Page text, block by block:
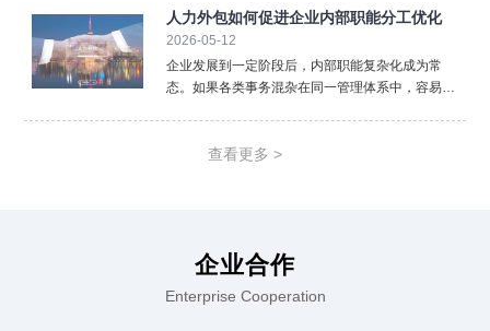
别。从法律层面看，劳务派遣是指依法设立的劳务
派遣单位（即用人单位
人力外包如何促进企业内部职能分工优化
2026-05-12
企业发展到一定阶段后，内部职能复杂化成为常
态。如果各类事务混杂在同一管理体系中，容易降
企业可以将标准化、重复性强的人事事务外置。薪
查看更多 >
企业合作
Enterprise Cooperation